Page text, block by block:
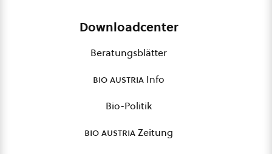
Downloadcenter
Beratungsblätter
bio austria Info
Bio-Politik
bio austriaZeitung